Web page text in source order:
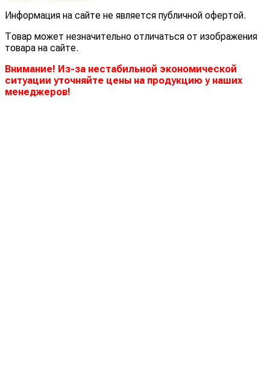
Информация на сайте не является публичной офертой.
Товар может незначительно отличаться от изображения
товара на сайте.
Внимание! Из-за нестабильной экономической
ситуации уточняйте цены на продукцию у наших
менеджеров!